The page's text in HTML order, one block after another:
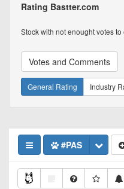
Rating Bastter.com
Stock with not enought votes
Votes and Comments
General Rating Industry
#PAS